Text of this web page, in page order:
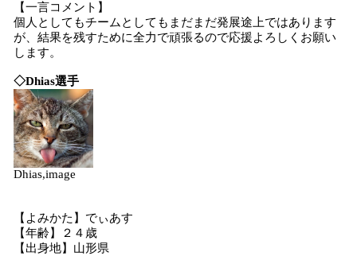
【一言コメント】
個人としてもチームとしてもまだまだ発展途上ではあります
が、結果を残すために全力で頑張るので応援よろしくお願い
します。
◇Dhias選手
Dhias,image
【よみかた】でぃあす
【年齢】２４歳
【出身地】山形県